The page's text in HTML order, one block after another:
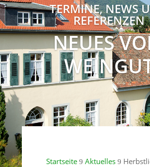
TERMINE, NEWS
REFERENZEN
NEUES
Startseite 9 Aktuelles 9